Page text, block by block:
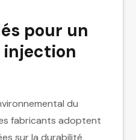
pour un
injection
du
fabricants adoptent
sur la durabilité.